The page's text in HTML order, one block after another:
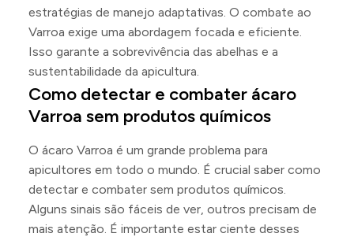
estratégias de manejo adaptativas. O combate ao
Varroa exige uma abordagem focada e eficiente.
Isso garante a sobrevivência das abelhas e a
sustentabilidade da apicultura.
Como detectar e combater ácaro
Varroa sem produtos químicos
O ácaro Varroa é um grande problema para
apicultores em todo o mundo. É crucial saber como
detectar e combater sem produtos químicos.
Alguns sinais são fáceis de ver, outros precisam de
mais atenção. É importante estar ciente desses